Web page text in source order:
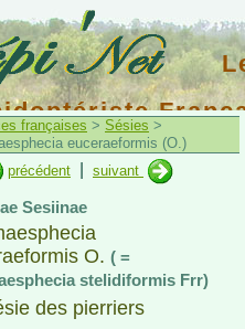
françaises > Sésies >
euceraeformis (O.)
précédent
suivant
Sesiinae
O. ( =
stelidiformis Frr)
des pierriers